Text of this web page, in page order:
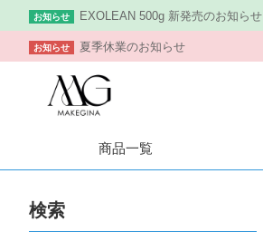
お知らせ EXOLEAN 500g 新発売のお知らせ
お知らせ 夏季休業のお知らせ
商品一覧
検索